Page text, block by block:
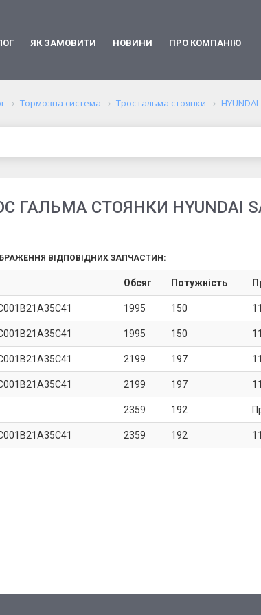
ЯК ЗАМОВИТИ НОВИНИ ПРО КОМПАНІЮ
Тормозна система Трос гальма стоянки HYUNDAI
ГАЛЬМА СТОЯНКИ HYUNDAI
ВІДПОВІДНИХ ЗАПЧАСТИН:
Обсяг Потужність
1995 150
1995 150
2199 197
2199 197
2359 192
2359 192